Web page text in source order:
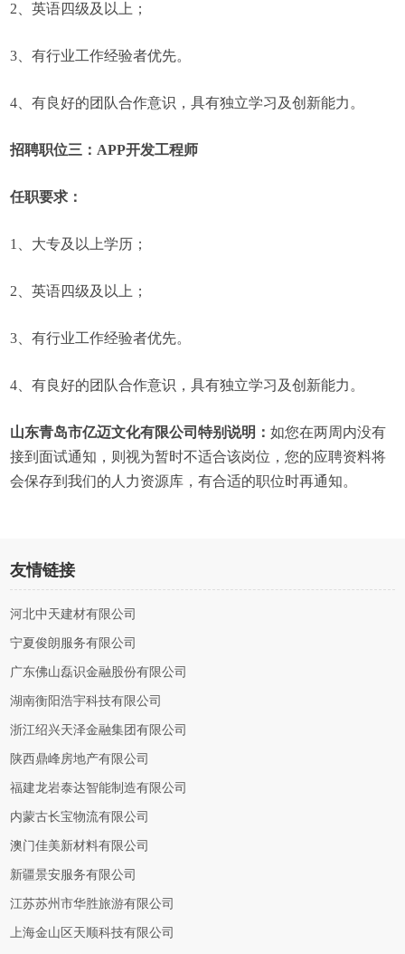
2、英语四级及以上；
3、有行业工作经验者优先。
4、有良好的团队合作意识，具有独立学习及创新能力。
招聘职位三：APP开发工程师
任职要求：
1、大专及以上学历；
2、英语四级及以上；
3、有行业工作经验者优先。
4、有良好的团队合作意识，具有独立学习及创新能力。
山东青岛市亿迈文化有限公司特别说明：如您在两周内没有
接到面试通知，则视为暂时不适合该岗位，您的应聘资料将
会保存到我们的人力资源库，有合适的职位时再通知。
友情链接
河北中天建材有限公司
宁夏俊朗服务有限公司
广东佛山磊识金融股份有限公司
湖南衡阳浩宇科技有限公司
浙江绍兴天泽金融集团有限公司
陕西鼎峰房地产有限公司
福建龙岩泰达智能制造有限公司
内蒙古长宝物流有限公司
澳门佳美新材料有限公司
新疆景安服务有限公司
江苏苏州市华胜旅游有限公司
上海金山区天顺科技有限公司